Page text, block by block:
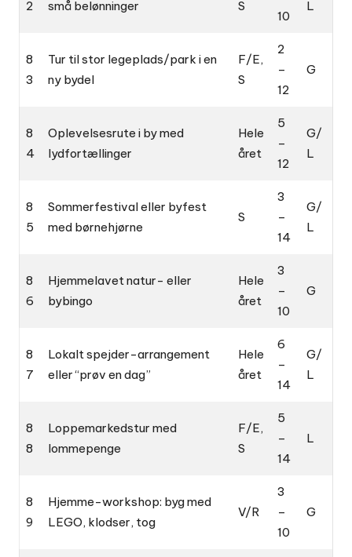
2 små belønninger S
10
L
8
3
Tur til stor legeplads/park i en
ny bydel
F/E,
S
2
–
12
G
8
4
Oplevelsesrute i by med
lydfortællinger
Hele
året
5
–
12
G/
L
8
5
Sommerfestival eller byfest
med børnehjørne
S
3
–
14
G/
L
8
6
Hjemmelavet natur- eller
bybingo
Hele
året
3
–
10
G
8
7
Lokalt spejder-arrangement
eller “prøv en dag”
Hele
året
6
–
14
G/
L
8
8
Loppemarkedstur med
lommepenge
F/E,
S
5
–
14
L
8
9
Hjemme-workshop: byg med
LEGO, klodser, tog
V/R
3
–
10
G